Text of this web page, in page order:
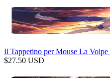
Il Tappetino per Mouse La
$27.50 USD